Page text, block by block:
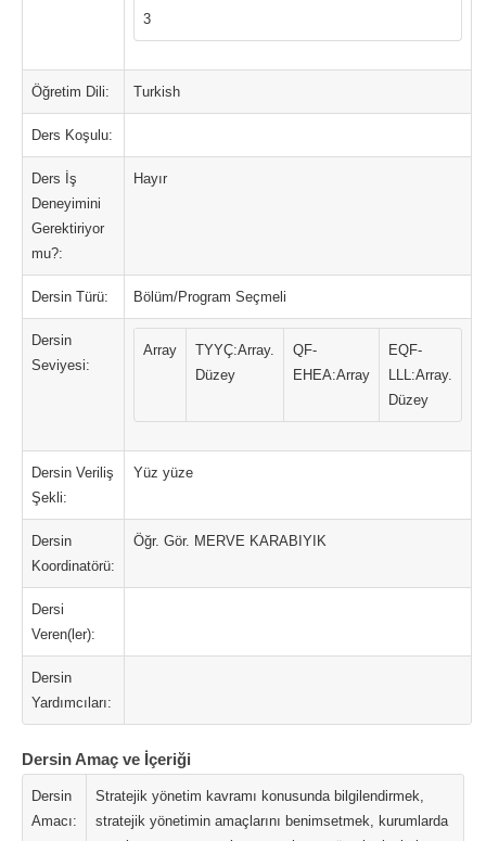
3
Öğretim Dili: Turkish
Ders Koşulu:
Ders İş
Deneyimini
Gerektiriyor
mu?:
Hayır
Dersin Türü: Bölüm/Program Seçmeli
Dersin
Seviyesi:
Array
TYYÇ:Array.
Düzey
QF-
EHEA:Array
EQF-
LLL:Array.
Düzey
Dersin Veriliş
Şekli:
Yüz yüze
Dersin
Koordinatörü:
Öğr. Gör. MERVE KARABIYIK
Dersi
Veren(ler):
Dersin
Yardımcıları:
Dersin Amaç ve İçeriği
Dersin
Amacı:
Stratejik yönetim kavramı konusunda bilgilendirmek,
stratejik yönetimin amaçlarını benimsetmek, kurumlarda